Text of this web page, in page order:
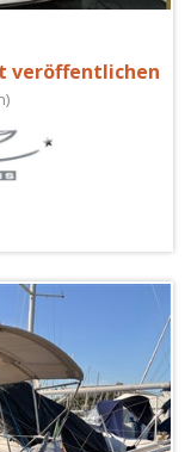
veröffentlichen